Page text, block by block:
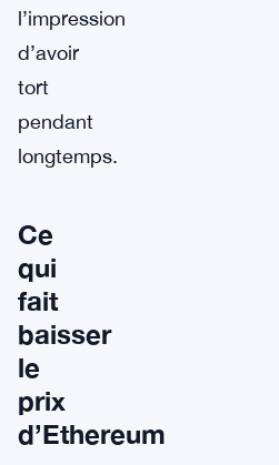
l’impression
d’avoir
tort
pendant
longtemps.
Ce
qui
fait
baisser
le
prix
d’Ethereum